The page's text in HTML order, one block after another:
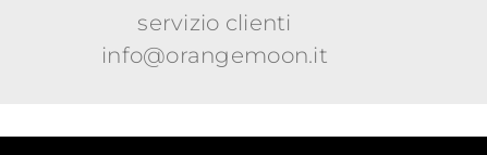
servizio clienti
info@orangemoon.it